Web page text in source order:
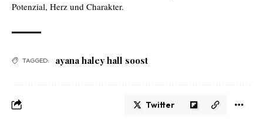
Potenzial, Herz und Charakter.
TAGGED: ayana haley hall soost
Twitter